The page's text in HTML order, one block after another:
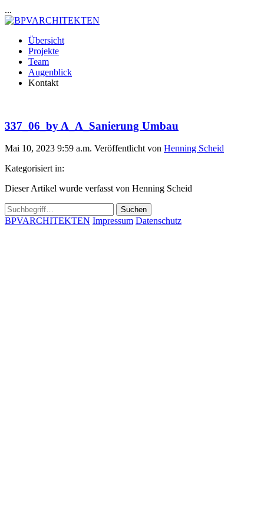
...
Übersicht
Projekte
Team
Augenblick
Kontakt
337_06_by A_A_Sanierung Umbau
Mai 10, 2023 9:59 a.m. Veröffentlicht von Henning Scheid
Kategorisiert in:
Dieser Artikel wurde verfasst von Henning Scheid
Suchen
BPVARCHITEKTEN Impressum Datenschutz